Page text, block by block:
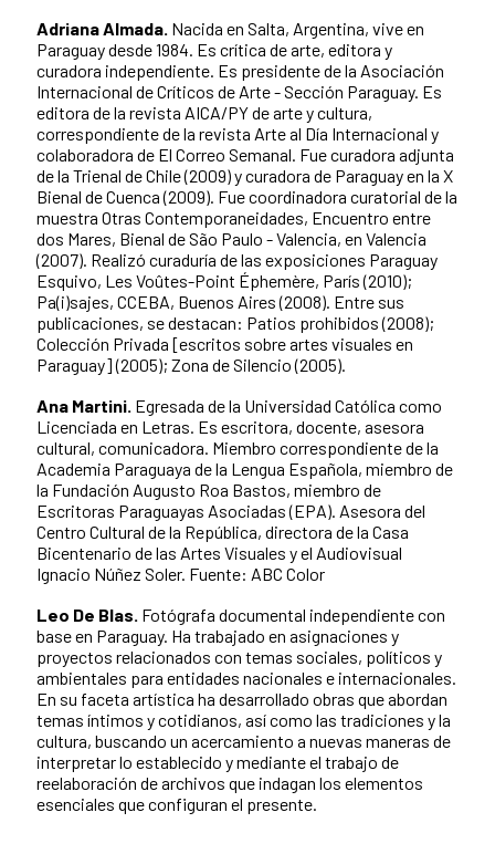
Adriana Almada. Nacida en Salta, Argentina, vive en
Paraguay desde 1984. Es crítica de arte, editora y
curadora independiente. Es presidente de la Asociación
Internacional de Críticos de Arte - Sección Paraguay. Es
editora de la revista AICA/PY de arte y cultura,
correspondiente de la revista Arte al Día Internacional y
colaboradora de El Correo Semanal. Fue curadora adjunta
de la Trienal de Chile (2009) y curadora de Paraguay en la X
Bienal de Cuenca (2009). Fue coordinadora curatorial de la
muestra Otras Contemporaneidades, Encuentro entre
dos Mares, Bienal de São Paulo - Valencia, en Valencia
(2007). Realizó curaduría de las exposiciones Paraguay
Esquivo, Les Voûtes-Point Éphemère, París (2010);
Pa(i)sajes, CCEBA, Buenos Aires (2008). Entre sus
publicaciones, se destacan: Patios prohibidos (2008);
Colección Privada [escritos sobre artes visuales en
Paraguay] (2005); Zona de Silencio (2005).
Ana Martini. Egresada de la Universidad Católica como
Licenciada en Letras. Es escritora, docente, asesora
cultural, comunicadora. Miembro correspondiente de la
Academia Paraguaya de la Lengua Española, miembro de
la Fundación Augusto Roa Bastos, miembro de
Escritoras Paraguayas Asociadas (EPA). Asesora del
Centro Cultural de la República, directora de la Casa
Bicentenario de las Artes Visuales y el Audiovisual
Ignacio Núñez Soler. Fuente: ABC Color
Leo De Blas. Fotógrafa documental independiente con
base en Paraguay. Ha trabajado en asignaciones y
proyectos relacionados con temas sociales, políticos y
ambientales para entidades nacionales e internacionales.
En su faceta artística ha desarrollado obras que abordan
temas íntimos y cotidianos, así como las tradiciones y la
cultura, buscando un acercamiento a nuevas maneras de
interpretar lo establecido y mediante el trabajo de
reelaboración de archivos que indagan los elementos
esenciales que configuran el presente.